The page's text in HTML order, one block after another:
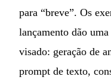
para “breve”. Os
lançamento dão
visado: geração de
prompt de texto,